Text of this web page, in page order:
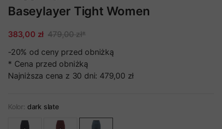
Baseylayer Tight Women
383,00 zł 479,00 zł*
-20% od ceny przed obniżką
* Cena przed obniżką
Najniższa cena z 30 dni: 479,00 zł
Kolor: dark slate